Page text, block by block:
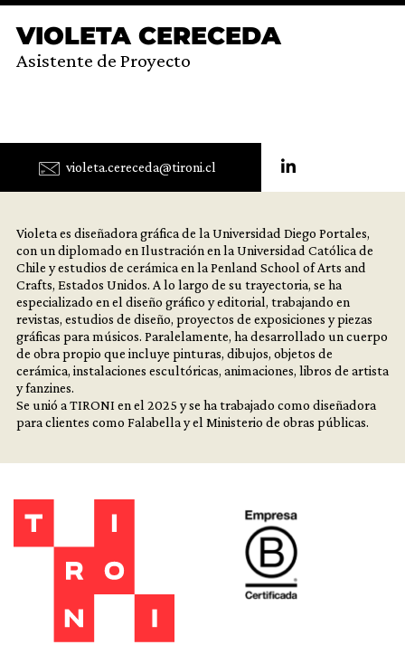
VIOLETA CERECEDA
Asistente de Proyecto
violeta.cereceda@tironi.cl
Violeta es diseñadora gráfica de la Universidad Diego Portales,
con un diplomado en Ilustración en la Universidad Católica de
Chile y estudios de cerámica en la Penland School of Arts and
Crafts, Estados Unidos. A lo largo de su trayectoria, se ha
especializado en el diseño gráfico y editorial, trabajando en
revistas, estudios de diseño, proyectos de exposiciones y piezas
gráficas para músicos. Paralelamente, ha desarrollado un cuerpo
de obra propio que incluye pinturas, dibujos, objetos de
cerámica, instalaciones escultóricas, animaciones, libros de artista
y fanzines.
Se unió a TIRONI en el 2025 y se ha trabajado como diseñadora
para clientes como Falabella y el Ministerio de obras públicas.